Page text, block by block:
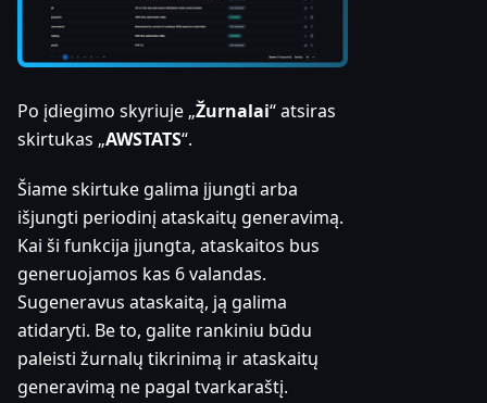
Po įdiegimo skyriuje „Žurnalai“ atsiras
skirtukas „AWSTATS“.
Šiame skirtuke galima įjungti arba
išjungti periodinį ataskaitų generavimą.
Kai ši funkcija įjungta, ataskaitos bus
generuojamos kas 6 valandas.
Sugeneravus ataskaitą, ją galima
atidaryti. Be to, galite rankiniu būdu
paleisti žurnalų tikrinimą ir ataskaitų
generavimą ne pagal tvarkaraštį.